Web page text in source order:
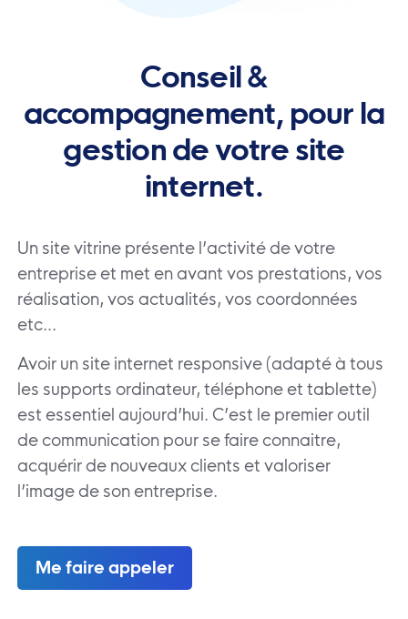
Conseil &
accompagnement, pour la
gestion de votre site
internet.
Un site vitrine présente l’activité de votre
entreprise et met en avant vos prestations, vos
réalisation, vos actualités, vos coordonnées
etc…
Avoir un site internet responsive (adapté à tous
les supports ordinateur, téléphone et tablette)
est essentiel aujourd’hui. C’est le premier outil
de communication pour se faire connaitre,
acquérir de nouveaux clients et valoriser
l’image de son entreprise.
Me faire appeler